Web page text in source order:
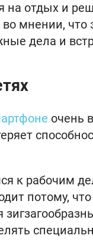
отдых и
мнении, что
дела и
очень
к рабочим
потому,